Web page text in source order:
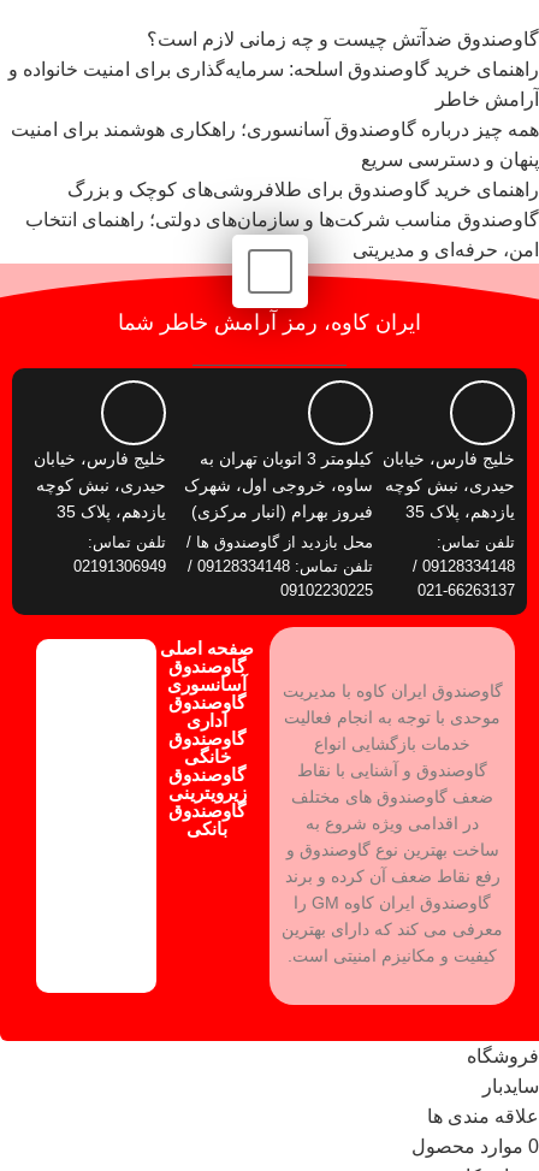
گاوصندوق ضدآتش چیست و چه زمانی لازم است؟
راهنمای خرید گاوصندوق اسلحه: سرمایه‌گذاری برای امنیت خانواده و
آرامش خاطر
همه چیز درباره گاوصندوق آسانسوری؛ راهکاری هوشمند برای امنیت
پنهان و دسترسی سریع
راهنمای خرید گاوصندوق برای طلافروشی‌های کوچک و بزرگ
گاوصندوق مناسب شرکت‌ها و سازمان‌های دولتی؛ راهنمای انتخاب
امن، حرفه‌ای و مدیریتی
ایران کاوه، رمز آرامش خاطر شما
خلیج فارس، خیابان
حیدری، نبش کوچه
یازدهم، پلاک 35
تلفن تماس:
09128334148 /
66263137-021
کیلومتر 3 اتوبان تهران به
ساوه، خروجی اول، شهرک
فیروز بهرام (انبار مرکزی)
محل بازدید از گاوصندوق ها /
تلفن تماس: 09128334148 /
09102230225
خلیج فارس، خیابان
حیدری، نبش کوچه
یازدهم، پلاک 35
تلفن تماس:
02191306949
گاوصندوق ایران کاوه با مدیریت
موحدی با توجه به انجام فعالیت
خدمات بازگشایی انواع
گاوصندوق و آشنایی با نقاط
ضعف گاوصندوق های مختلف
در اقدامی ویژه شروع به
ساخت بهترین نوع گاوصندوق و
رفع نقاط ضعف آن کرده و برند
گاوصندوق ایران کاوه GM را
معرفی می کند که دارای بهترین
کیفیت و مکانیزم امنیتی است.
صفحه اصلی
گاوصندوق
آسانسوری
گاوصندوق
اداری
گاوصندوق
خانگی
گاوصندوق
زیرویترینی
گاوصندوق
بانکی
فروشگاه
سایدبار
علاقه مندی ها
0 موارد محصول